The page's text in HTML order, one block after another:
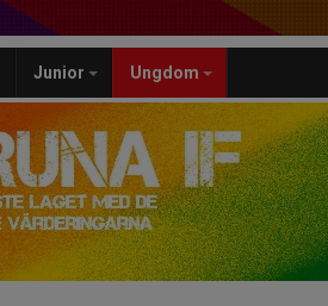
Junior Ungdom